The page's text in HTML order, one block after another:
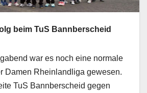
beim TuS Bannberscheid
war es noch eine normale
Damen Rheinlandliga gewesen.
TuS Bannberscheid gegen